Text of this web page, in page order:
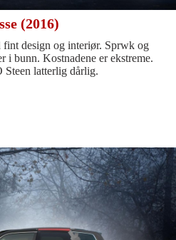
(2016)
design og interiør. Sprwk og
i bunn. Kostnadene er ekstreme.
Steen latterlig dårlig.